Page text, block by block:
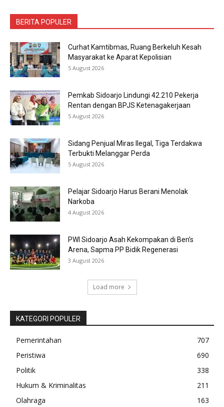
BERITA POPULER
Curhat Kamtibmas, Ruang Berkeluh Kesah
Masyarakat ke Aparat Kepolisian
5 August 2026
Pemkab Sidoarjo Lindungi 42.210 Pekerja
Rentan dengan BPJS Ketenagakerjaan
5 August 2026
Sidang Penjual Miras Ilegal, Tiga Terdakwa
Terbukti Melanggar Perda
5 August 2026
Pelajar Sidoarjo Harus Berani Menolak
Narkoba
4 August 2026
PWI Sidoarjo Asah Kekompakan di Ben’s
Arena, Sapma PP Bidik Regenerasi
3 August 2026
Load more
KATEGORI POPULER
Pemerintahan
707
Peristiwa
690
Politik
338
Hukum & Kriminalitas
211
Olahraga
163